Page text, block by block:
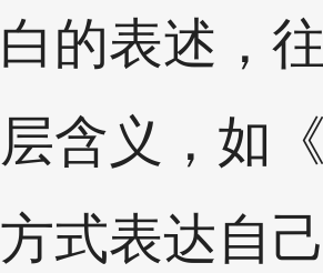
白的表述，
层含义，如
方式表达自